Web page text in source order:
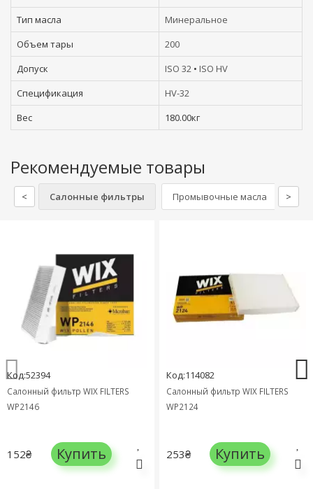
Тип масла
Минеральное
Объем тары
200
Допуск
ISO 32 • ISO HV
Спецификация
HV-32
Вес
180.00кг
Рекомендуемые товары
< Салонные фильтры Промывочные масла >
Код:52394
Салонный фильтр WIX FILTERS
WP2146
152₴ Купить
Код:114082
Салонный фильтр WIX FILTERS
WP2124
253₴ Купить